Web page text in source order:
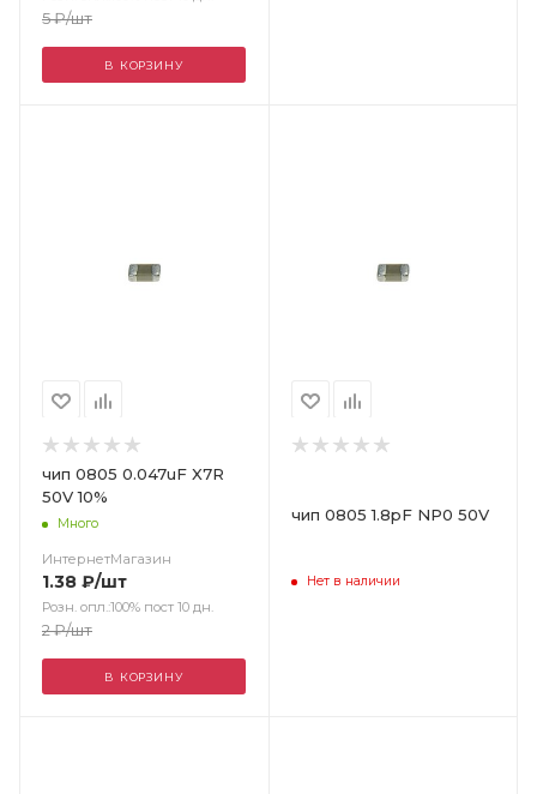
5₽/шт
В КОРЗИНУ
чип 0805 0.047uF X7R
50V 10%
Много
ИнтернетМагазин
1.38 ₽/шт
Розн. опл.:100% пост 10 дн.
2₽/шт
В КОРЗИНУ
чип 0805 1.8pF NP0 50V
Нет в наличии